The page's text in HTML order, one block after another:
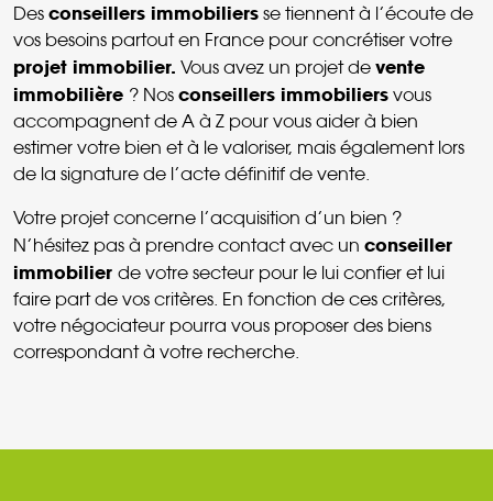
Des conseillers immobiliers se tiennent à l’écoute de
vos besoins partout en France pour concrétiser votre
projet immobilier. Vous avez un projet de vente
immobilière ? Nos conseillers immobiliers vous
accompagnent de A à Z pour vous aider à bien
estimer votre bien et à le valoriser, mais également lors
de la signature de l’acte définitif de vente.
Votre projet concerne l’acquisition d’un bien ?
N’hésitez pas à prendre contact avec un conseiller
immobilier de votre secteur pour le lui confier et lui
faire part de vos critères. En fonction de ces critères,
votre négociateur pourra vous proposer des biens
correspondant à votre recherche.